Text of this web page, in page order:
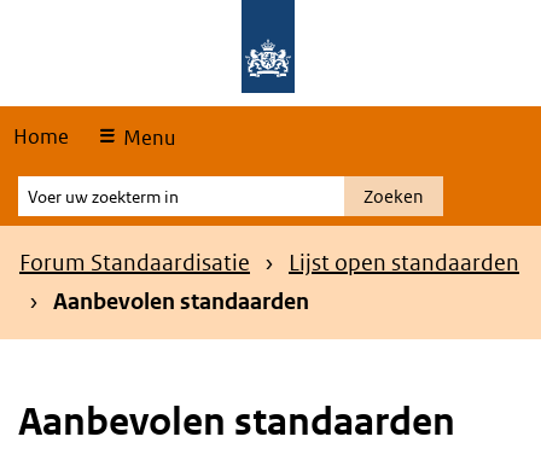
Home Menu
Voer
uw
zoekterm
Zoeken
Kruimelpad
Forum Standaardisatie
Lijst open standaarden
Aanbevolen standaarden
Aanbevolen standaarden